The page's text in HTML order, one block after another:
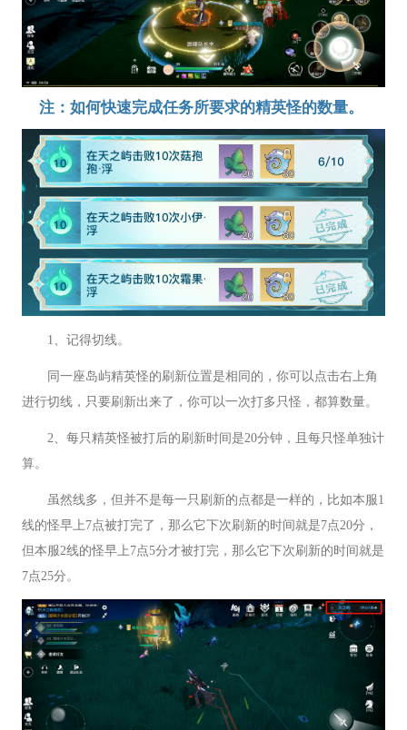
注：如何快速完成任务所要求的精英怪的数量。
1、记得切线。
同一座岛屿精英怪的刷新位置是相同的，你可以点击右上角
进行切线，只要刷新出来了，你可以一次打多只怪，都算数量。
2、每只精英怪被打后的刷新时间是20分钟，且每只怪单独计
算。
虽然线多，但并不是每一只刷新的点都是一样的，比如本服1
线的怪早上7点被打完了，那么它下次刷新的时间就是7点20分，
但本服2线的怪早上7点5分才被打完，那么它下次刷新的时间就是
7点25分。